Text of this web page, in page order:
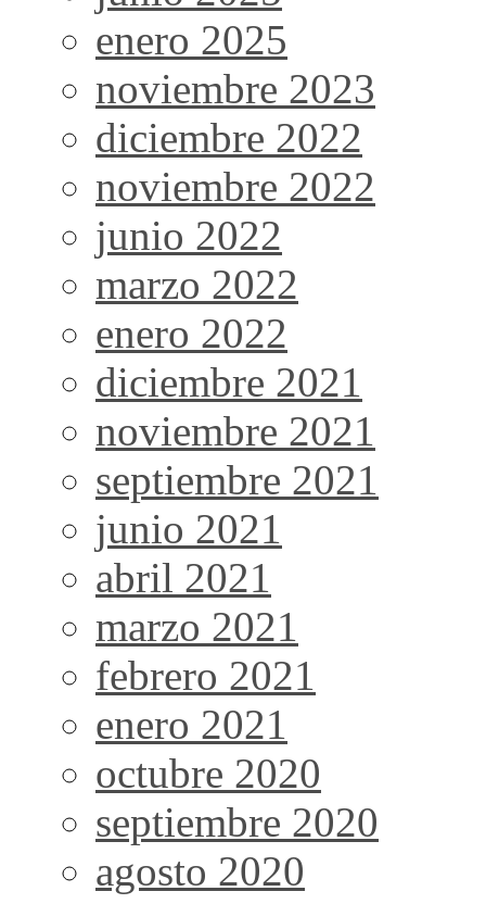
enero 2025
noviembre 2023
diciembre 2022
noviembre 2022
junio 2022
marzo 2022
enero 2022
diciembre 2021
noviembre 2021
septiembre 2021
junio 2021
abril 2021
marzo 2021
febrero 2021
enero 2021
octubre 2020
septiembre 2020
agosto 2020